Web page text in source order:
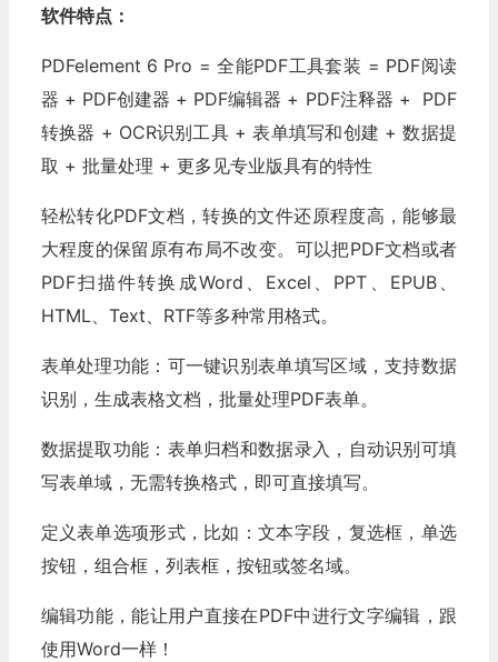
软件特点：
PDFelement 6 Pro = 全能PDF工具套装 = PDF阅读
器 + PDF创建器 + PDF编辑器 + PDF注释器 + PDF
转换器 + OCR识别工具 + 表单填写和创建 + 数据提
取 + 批量处理 + 更多见专业版具有的特性
轻松转化PDF文档，转换的文件还原程度高，能够最
大程度的保留原有布局不改变。可以把PDF文档或者
PDF扫描件转换成Word、Excel、PPT、EPUB、
HTML、Text、RTF等多种常用格式。
表单处理功能：可一键识别表单填写区域，支持数据
识别，生成表格文档，批量处理PDF表单。
数据提取功能：表单归档和数据录入，自动识别可填
写表单域，无需转换格式，即可直接填写。
定义表单选项形式，比如：文本字段，复选框，单选
按钮，组合框，列表框，按钮或签名域。
编辑功能，能让用户直接在PDF中进行文字编辑，跟
使用Word一样！